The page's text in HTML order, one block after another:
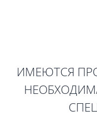
ИМЕЮТСЯ